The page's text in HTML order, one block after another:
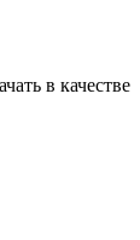
в качестве